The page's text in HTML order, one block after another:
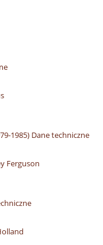
1985) Dane techniczne
Ferguson